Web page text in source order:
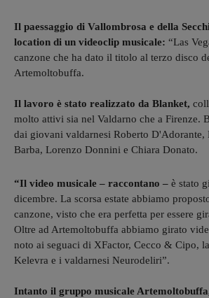
Il paessaggio di Vallombrosa e della
location di un videoclip musicale: “Las
canzone che ha dato il titolo al terzo disco
Artemoltobuffa.
Il lavoro è stato realizzato da Blanket,
molto attivi sia nel Valdarno che a Firenze.
dai giovani valdarnesi Roberto D'Adorante,
Barba, Lorenzo Donnini e Chiara Donato.
“Il video musicale – raccontano – è stato
dicembre. La scorsa estate abbiamo
canzone, visto che era perfetta per essere
Oltre ad Artemoltobuffa abbiamo girato
noto ai seguaci di XFactor, Cecco & Cipo,
Kelevra e i valdarnesi Neurodeliri”.
Intanto il gruppo musicale